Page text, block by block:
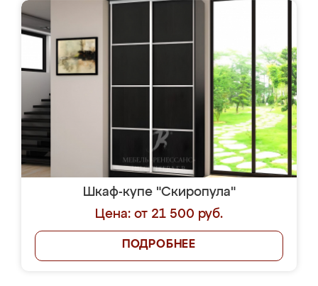
Шкаф-купе "Скиропула"
Цена: от 21 500 руб.
ПОДРОБНЕЕ